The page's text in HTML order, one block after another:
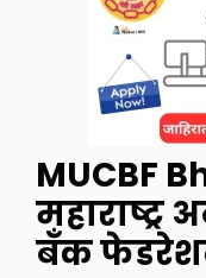
MUCBF
महाराष्ट्र
बँक